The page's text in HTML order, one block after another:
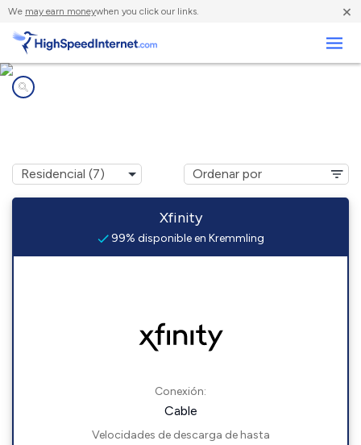
We may earn moneywhen you click our links. ×
Xfinity
99% disponible en Kremmling
Conexión:
Cable
Velocidades de descarga de hasta